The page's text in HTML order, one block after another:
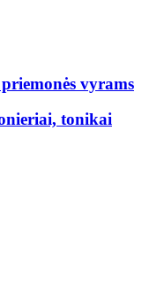
vyrams
tonikai